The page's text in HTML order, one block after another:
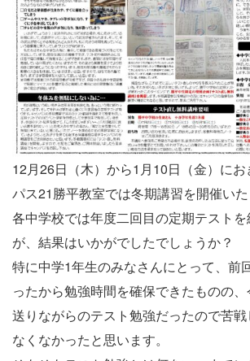
12月26日（木）から1月10日（金）に
パス21勝平教室では冬期講習を開催いた
各中学校では年度二回目の定期テスト
が、結果はいかがでしたでしょうか？
特に中学1年生のみなさんにとって、前
ったから勉強時間を確保できたものの
送りながらのテスト勉強だったので苦
なくなかったと思います。